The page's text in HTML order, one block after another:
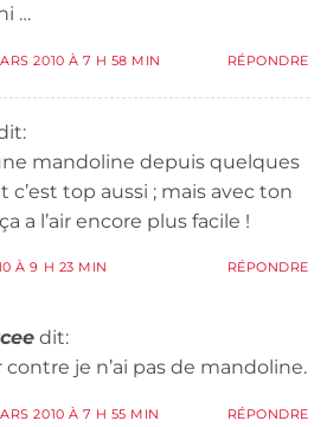
…
2010 À 7 H 58 MIN RÉPONDRE
mandoline depuis quelques
c’est top aussi ; mais avec ton
a l’air encore plus facile !
À 9 H 23 MIN RÉPONDRE
dit:
contre je n’ai pas de mandoline.
2010 À 7 H 55 MIN RÉPONDRE